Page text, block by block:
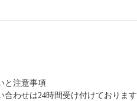
と注意事項
合わせは24時間受け付けておりま